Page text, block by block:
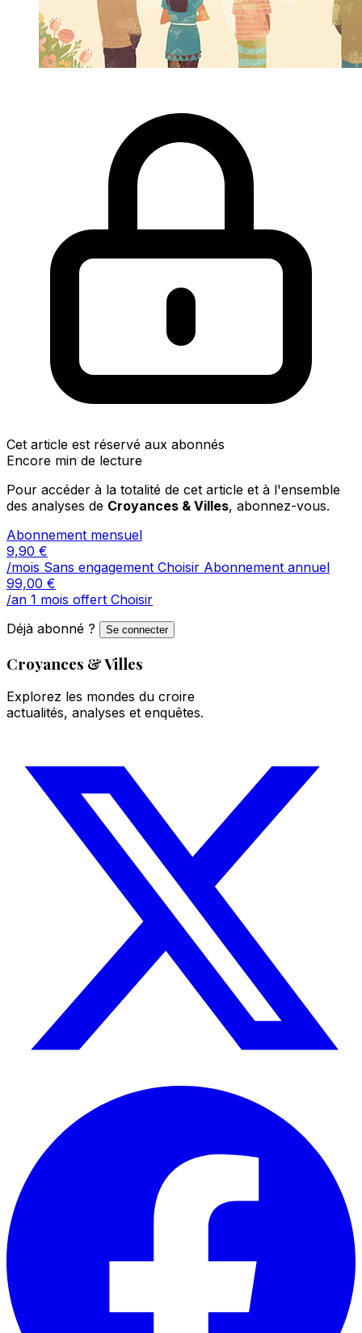
Cet article est réservé aux abonnés
Encore min de lecture
Pour accéder à la totalité de cet article et à l'ensemble
des analyses de Croyances & Villes, abonnez-vous.
Abonnement mensuel
9,90 €
/mois Sans engagement Choisir Abonnement annuel
99,00 €
/an 1 mois offert Choisir
Déjà abonné ?
Se connecter
Croyances & Villes
Explorez les mondes du croire
actualités, analyses et enquêtes.